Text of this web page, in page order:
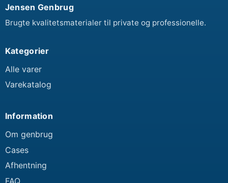
Jensen Genbrug
Brugte kvalitetsmaterialer til private og professionelle.
Kategorier
Alle varer
Varekatalog
Information
Om genbrug
Cases
Afhentning
FAQ